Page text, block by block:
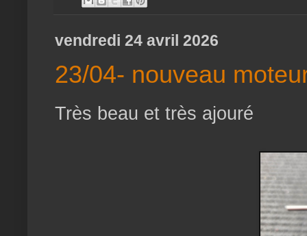
vendredi 24 avril 2026
23/04- nouveau
Très beau et très ajouré